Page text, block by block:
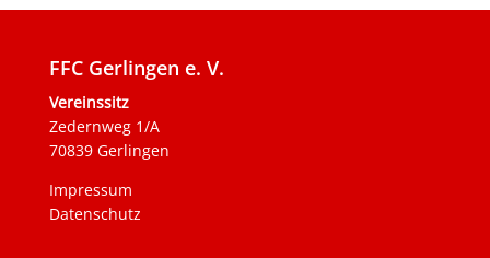
FFC Gerlingen e. V.
Vereinssitz
Zedernweg 1/A
70839 Gerlingen
Impressum
Datenschutz